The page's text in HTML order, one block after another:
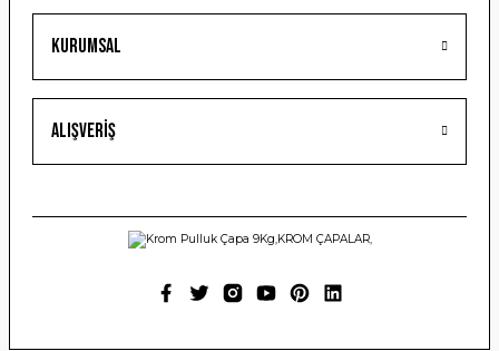
Gönder
Kurumsal
Alışveriş